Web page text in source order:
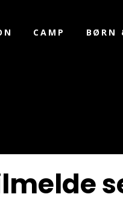
CAMP BØRN